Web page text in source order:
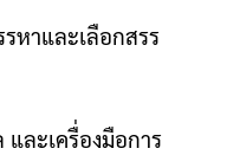
หาและเลือกสรร
ละเครื่องมือการ